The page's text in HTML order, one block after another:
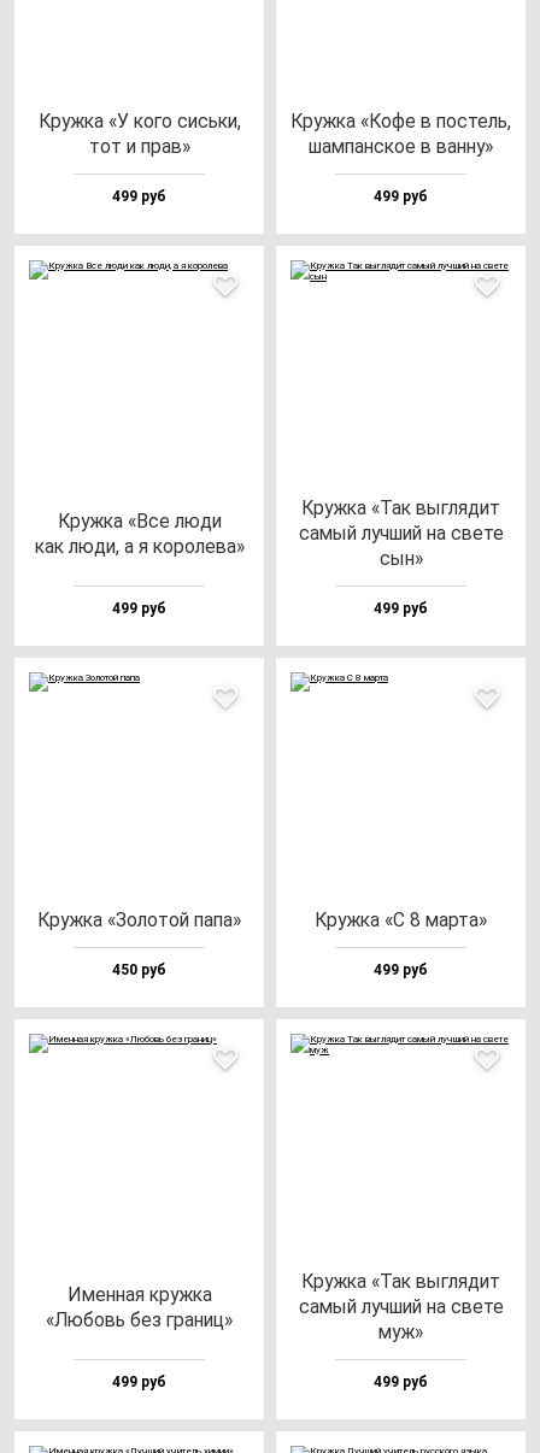
Круж­ка «У ко­го сись­ки,
тот и прав»
499 руб
Круж­ка «Кофе в пос­тель,
шам­пан­ское в ван­ну»
499 руб
Круж­ка «Все лю­ди
как лю­ди, а я ко­ро­ле­ва»
499 руб
Круж­ка «Так выг­ля­дит
са­мый луч­ший на све­те
сын»
499 руб
Круж­ка «Золо­той па­па»
450 руб
Круж­ка «С 8 мар­та»
499 руб
Имен­ная круж­ка
«Любовь без гра­ниц»
499 руб
Круж­ка «Так выг­ля­дит
са­мый луч­ший на све­те
муж»
499 руб